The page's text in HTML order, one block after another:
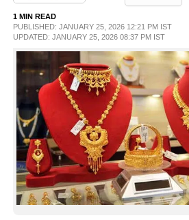
LIFESTYLE
SPIRITUAL
INFO+
ART
ASTRO
1 MIN READ
PUBLISHED: JANUARY 25, 2026 12:21 PM IST
UPDATED: JANUARY 25, 2026 08:37 PM IST